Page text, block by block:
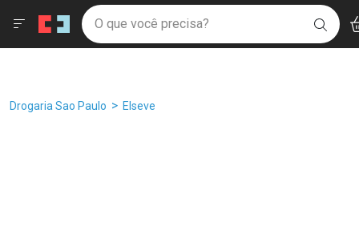
Drogaria São Paulo
Ir direto para a home
pela página
Ir direto para o conteúdo
Ir direto para a busca
Ir direto para a notificações
Faça a sua busca
O que você precisa?
Menu
Breadcrumb
Drogaria Sao Paulo Elseve
Âncoras
Filtros Ordenar por